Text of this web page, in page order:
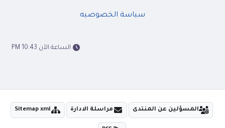
سياسة الخصوصيه
الساعة الآن 10:43 PM
المسؤلين عن المنتدى مراسلة الادارة Sitemap xml